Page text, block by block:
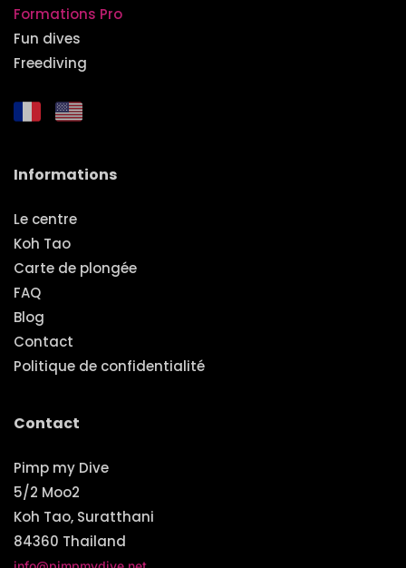
Formations Pro
Fun dives
Freediving
Informations
Le centre
Koh Tao
Carte de plongée
FAQ
Blog
Contact
Politique de confidentialité
Contact
Pimp my Dive
5/2 Moo2
Koh Tao, Suratthani
84360 Thailand